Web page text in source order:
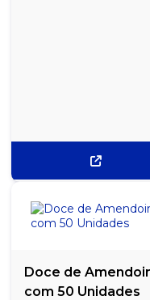
Doce de
com 50 Unidades